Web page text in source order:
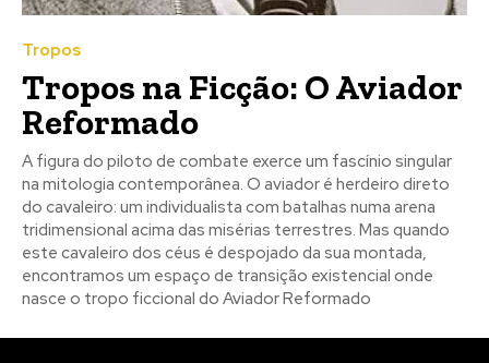
Registe-se na nossa lista de correio e receba mensalmente
no seu email os artigos do mês transacto, ilustrações e
Insira o seu endereço de email e clique para
subscrever:
Registe-se na nossa lista de correio e receba mensalmente
no seu email os artigos do mês transacto, ilustrações e
Insira o seu endereço de email e clique para
subscrever:
Tropos
Tropos na Ficção: O Aviador
Reformado
A figura do piloto de combate exerce um fascínio singular
na mitologia contemporânea. O aviador é herdeiro direto
do cavaleiro: um individualista com batalhas numa arena
tridimensional acima das misérias terrestres. Mas quando
este cavaleiro dos céus é despojado da sua montada,
encontramos um espaço de transição existencial onde
nasce o tropo ficcional do Aviador Reformado